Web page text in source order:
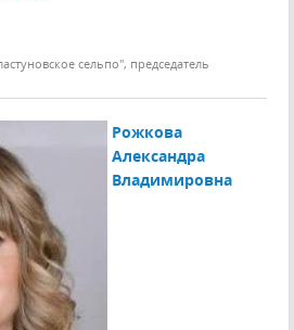
сельпо", председатель
Рожкова
Александра
Владимировна